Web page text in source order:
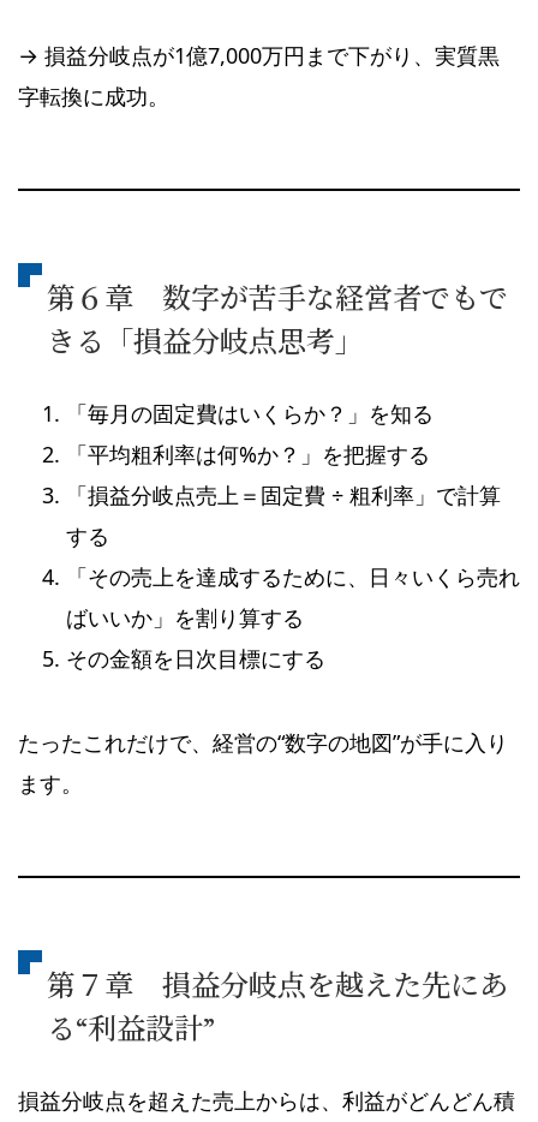
→ 損益分岐点が1億7,000万円まで下がり、実質黒
字転換に成功。
第６章 数字が苦手な経営者でもで
きる「損益分岐点思考」
「毎月の固定費はいくらか？」を知る
「平均粗利率は何%か？」を把握する
「損益分岐点売上＝固定費 ÷ 粗利率」で計算
する
「その売上を達成するために、日々いくら売れ
ばいいか」を割り算する
その金額を日次目標にする
たったこれだけで、経営の“数字の地図”が手に入り
ます。
第７章 損益分岐点を越えた先にあ
る“利益設計”
損益分岐点を超えた売上からは、利益がどんどん積